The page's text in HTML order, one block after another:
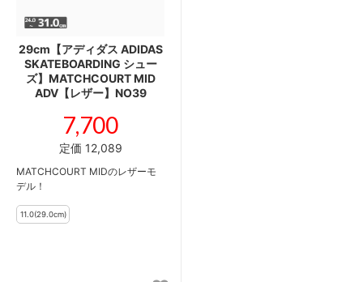
29cm【アディダス ADIDAS
SKATEBOARDING シュー
ズ】MATCHCOURT MID
ADV【レザー】NO39
7,700
定価 12,089
MATCHCOURT MIDのレザーモ
デル！